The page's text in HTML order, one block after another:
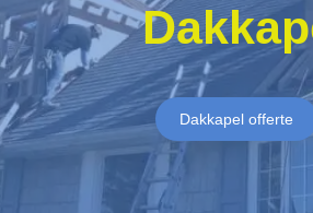
Dakkapel offerte